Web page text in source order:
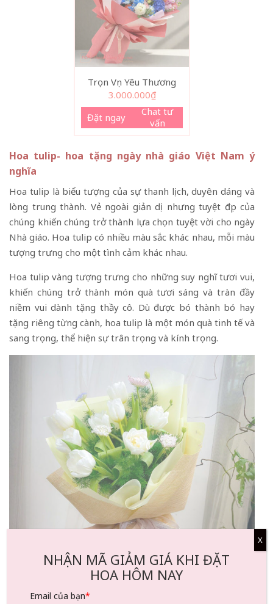
Trọn Vẹn Yêu Thương
3.000.000₫
Đặt ngay
Chat tư
vấn
Hoa tulip- hoa tặng ngày nhà giáo Việt Nam ý
nghĩa
Hoa tulip là biểu tượng của sự thanh lịch, duyên dáng và
lòng trung thành. Vẻ ngoài giản dị nhưng tuyệt đẹp của
chúng khiến chúng trở thành lựa chọn tuyệt vời cho ngày
Nhà giáo. Hoa tulip có nhiều màu sắc khác nhau, mỗi màu
tượng trưng cho một tình cảm khác nhau.
Hoa tulip vàng tượng trưng cho những suy nghĩ tươi vui,
khiến chúng trở thành món quà tươi sáng và tràn đầy
niềm vui dành tặng thầy cô. Dù được bó thành bó hay
tặng riêng từng cành, hoa tulip là một món quà tinh tế và
sang trọng, thể hiện sự trân trọng và kính trọng.
NHẬN MÃ GIẢM GIÁ KHI ĐẶT
HOA HÔM NAY
Email của bạn*
X